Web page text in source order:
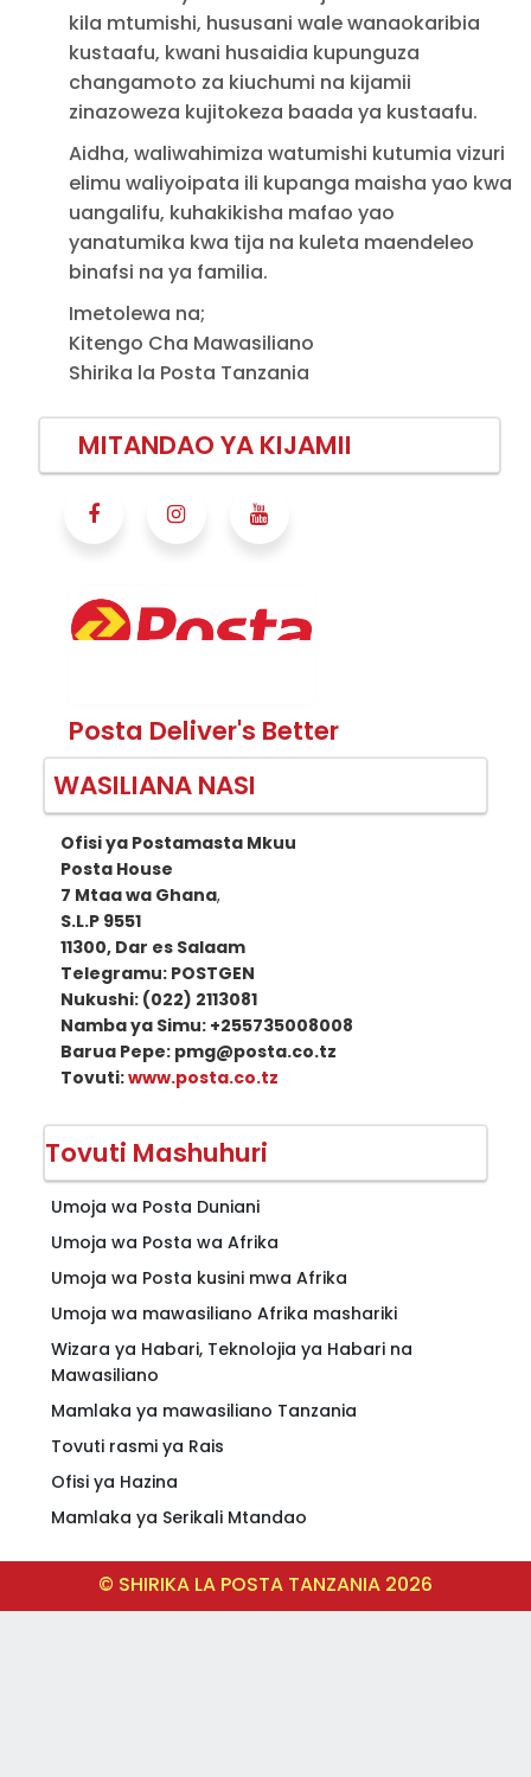
kila mtumishi, hususani wale wanaokaribia
kustaafu, kwani husaidia kupunguza
changamoto za kiuchumi na kijamii
zinazoweza kujitokeza baada ya kustaafu.
Aidha, waliwahimiza watumishi kutumia vizuri
elimu waliyoipata ili kupanga maisha yao kwa
uangalifu, kuhakikisha mafao yao
yanatumika kwa tija na kuleta maendeleo
binafsi na ya familia.
Imetolewa na;
Kitengo Cha Mawasiliano
Shirika la Posta Tanzania
MITANDAO YA KIJAMII
Posta Deliver's Better
WASILIANA NASI
Ofisi ya Postamasta Mkuu
Posta House
7 Mtaa wa Ghana,
S.L.P 9551
11300, Dar es Salaam
Telegramu: POSTGEN
Nukushi: (022) 2113081
Namba ya Simu: +255735008008
Barua Pepe: pmg@posta.co.tz
Tovuti:www.posta.co.tz
Tovuti Mashuhuri
Umoja wa Posta Duniani
Umoja wa Posta wa Afrika
Umoja wa Posta kusini mwa Afrika
Umoja wa mawasiliano Afrika mashariki
Wizara ya Habari, Teknolojia ya Habari na
Mawasiliano
Mamlaka ya mawasiliano Tanzania
Tovuti rasmi ya Rais
Ofisi ya Hazina
Mamlaka ya Serikali Mtandao
© SHIRIKA LA POSTA TANZANIA 2026